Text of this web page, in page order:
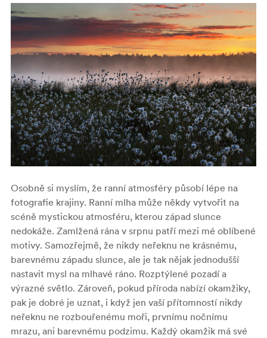
Osobně si myslím, že ranní atmosféry působí lépe na
fotografie krajiny. Ranní mlha může někdy vytvořit na
scéně mystickou atmosféru, kterou západ slunce
nedokáže. Zamlžená rána v srpnu patří mezi mé oblíbené
motivy. Samozřejmě, že nikdy neřeknu ne krásnému,
barevnému západu slunce, ale je tak nějak jednodušší
nastavit mysl na mlhavé ráno. Rozptýlené pozadí a
výrazné světlo. Zároveň, pokud příroda nabízí okamžiky,
pak je dobré je uznat, i když jen vaší přítomností nikdy
neřeknu ne rozbouřenému moři, prvnímu nočnímu
mrazu, ani barevnému podzimu. Každý okamžik má své